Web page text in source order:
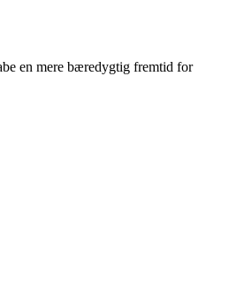
en mere bæredygtig fremtid for